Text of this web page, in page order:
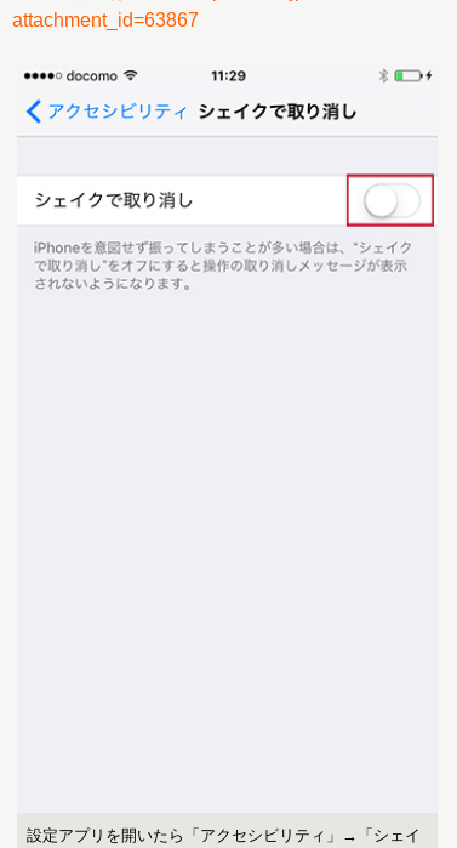
attachment_id=63867
設定アプリを開いたら「アクセシビリティ」→「シェイ